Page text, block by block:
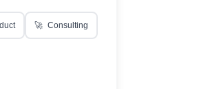
🚀 Consulting